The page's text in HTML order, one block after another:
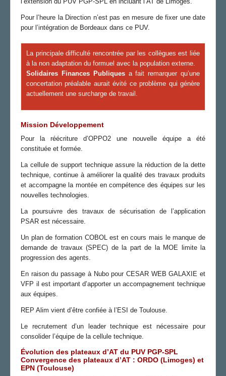
Pour l’heure la Direction n’est pas en mesure de fixer une date
pour l’intégration de Bordeaux dans ce PUV.
La principale difficulté rencontrée par les collègues est liée
à la non adaptation du formuel avec la population externe.
Solidaires Finances Publiquesa fait remarquer qu’une
concertation préalable aurait évité ce problème qui génère
actuellement une surcharge de travail.
Mission Développement
Pour la réécriture d’OPPO2 une nouvelle équipe a été
constituée et formée.
La cellule de support technique assure la réduction de la dette
technique, continue à améliorer la qualité des travaux produits
et accompagne la montée en compétence des équipes sur les
nouvelles technologies.
La poursuivre des travaux de sécurisation de l’application
PSAR est nécessaire.
Un plan de formation COBOL est en cours mais le manque de
demande de travaux (SPEC) de la part de la MOE limite la
progression des agents.
En raison du passage à Nubo pour CESAR WEB GALAXIE et
VFP il est important d’apporter un accompagnement technique
aux équipes.
REP Alim vient d’être confiée à l’ESI de Toulouse.
Le recrutement d’un leader technique est nécessaire pour
consolider l’équipe de la cellule technique.
Évolution des plateaux d’AT du PUV PGP-SPL
Convergence des plateaux d’AT : ORDO (Limoges) et
EPN (Toulouse)